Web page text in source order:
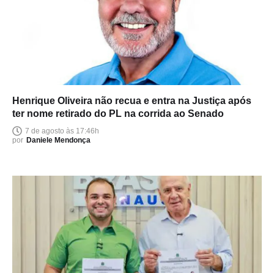
Henrique Oliveira não recua e entra na Justiça após
ter nome retirado do PL na corrida ao Senado
7 de agosto às 17:46h
por Daniele Mendonça